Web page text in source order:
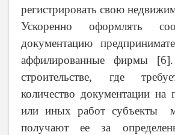
регистрировать свою
Ускоренно оформлять
документацию
аффилированные фирмы
строительстве, где
количество документации на
или иных работ субъекты
получают ее за